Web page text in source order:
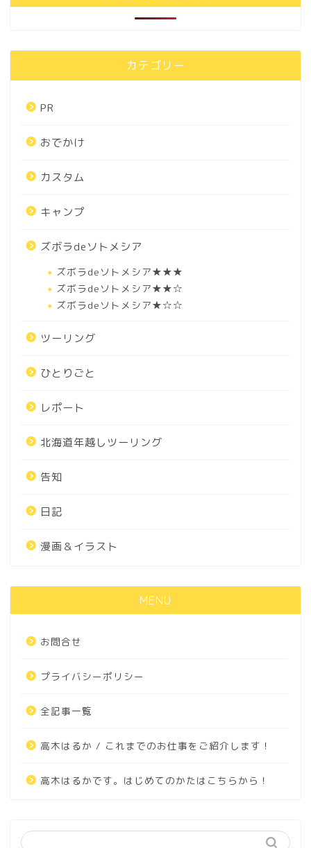
カテゴリー
PR
おでかけ
カスタム
キャンプ
ズボラdeソトメシア
ズボラdeソトメシア★★★
ズボラdeソトメシア★★☆
ズボラdeソトメシア★☆☆
ツーリング
ひとりごと
レポート
北海道年越しツーリング
告知
日記
漫画＆イラスト
MENU
お問合せ
プライバシーポリシー
全記事一覧
高木はるか / これまでのお仕事をご紹介します！
高木はるかです。はじめてのかたはこちらから！